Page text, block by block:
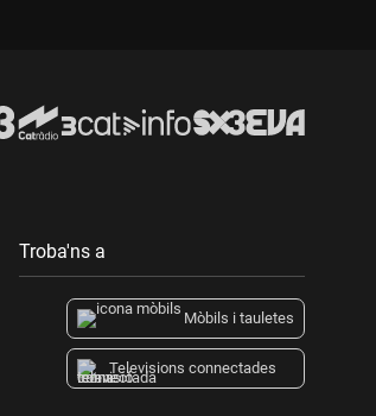
Troba'ns a
Mòbils i tauletes
Televisions connectades